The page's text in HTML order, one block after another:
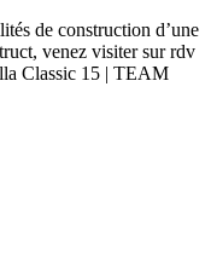
de construction d’une
venez visiter sur rdv
Classic 15 | TEAM